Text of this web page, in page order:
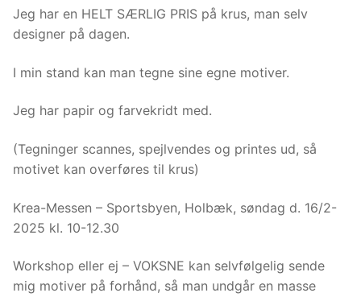
Jeg har en HELT SÆRLIG PRIS på krus, man selv
designer på dagen.
I min stand kan man tegne sine egne motiver.
Jeg har papir og farvekridt med.
(Tegninger scannes, spejlvendes og printes ud, så
motivet kan overføres til krus)
Krea-Messen – Sportsbyen, Holbæk, søndag d. 16/2-
2025 kl. 10-12.30
Workshop eller ej – VOKSNE kan selvfølgelig sende
mig motiver på forhånd, så man undgår en masse
over
brugen.
Erfaring
kan tilpasses
valg, vil noget
af
funktionaliteten
du fravælger
nogle af
selv - man kan
ikke både